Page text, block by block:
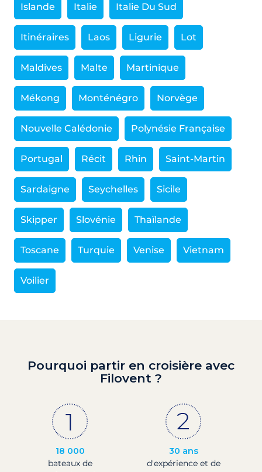
Islande Italie Italie Du Sud
Itinéraires Laos Ligurie Lot
Maldives Malte Martinique
Mékong Monténégro Norvège
Nouvelle Calédonie Polynésie Française
Portugal Récit Rhin Saint-Martin
Sardaigne Seychelles Sicile
Skipper Slovénie Thaïlande
Toscane Turquie Venise Vietnam
Voilier
Pourquoi partir en croisière avec
Filovent ?
18 000
bateaux de
30 ans
d'expérience et de